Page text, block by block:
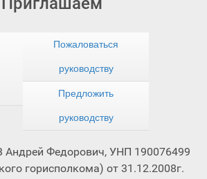
Пожаловаться
руководству
Предложить
руководству
Федорович, УНП 190076499
горисполкома) от 31.12.2008г.